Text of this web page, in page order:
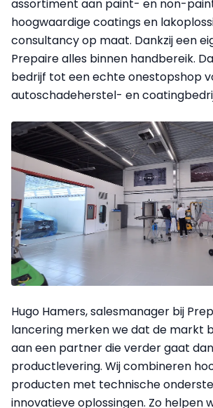
assortiment aan paint- en non-
hoogwaardige coatings en
consultancy op maat. Dankzij een
Prepaire alles binnen handbereik.
bedrijf tot een echte onestopshop
autoschadeherstel- en
Hugo Hamers, salesmanager bij
lancering merken we dat de markt
aan een partner die verder gaat
productlevering. Wij combineren
producten met technische
innovatieve oplossingen. Zo helpen